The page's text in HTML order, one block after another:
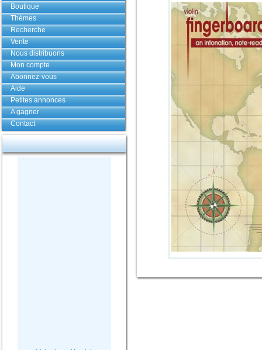
Boutique
Thèmes
Recherche
Vente
Nous distribuons
Mon compte
Abonnez-vous
Aide
Petites annonces
A gagner
Contact